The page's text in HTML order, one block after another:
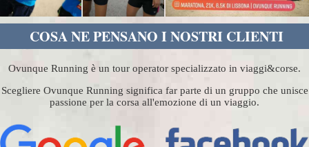
COSA NE PENSANO I NOSTRI CLIENTI
Ovunque Running è un tour operator specializzato in viaggi&corse.
Scegliere Ovunque Running significa far parte di un gruppo che unisce
passione per la corsa all'emozione di un viaggio.